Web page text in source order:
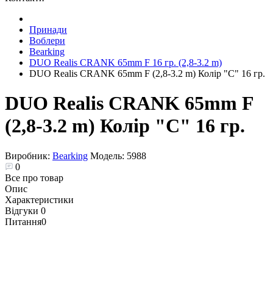
Принади
Воблери
Bearking
DUO Realis CRANK 65mm F 16 гр. (2,8-3.2 m)
DUO Realis CRANK 65mm F (2,8-3.2 m) Колір "C" 16 гр.
DUO Realis CRANK 65mm F
(2,8-3.2 m) Колір "C" 16 гр.
Виробник: Bearking Модель: 5988
0
Все про товар
Опис
Характеристики
Відгуки 0
Питання0